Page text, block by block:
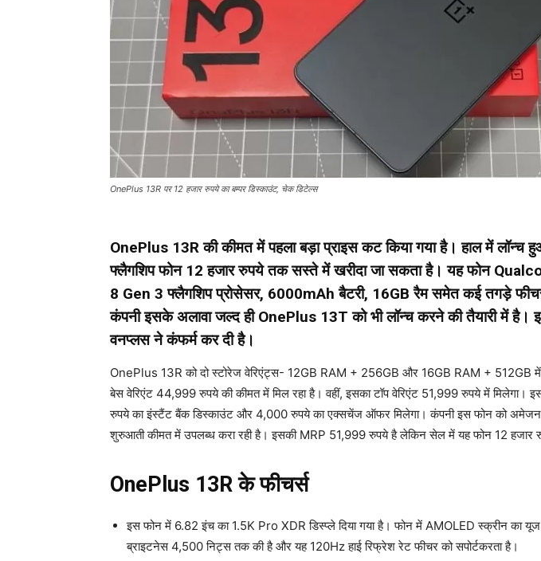
OnePlus 13R पर 12 हजार रुपये का बम्पर डिस्काउंट, चेक डिटेल्स
OnePlus 13R की कीमत में पहला बड़ा प्राइस कट किया गया है। हाल में लॉन्च
फ्लैगशिप फोन 12 हजार रुपये तक सस्ते में खरीदा जा सकता है। यह फोन
8 Gen 3 फ्लैगशिप प्रोसेसर, 6000mAh बैटरी, 16GB रैम समेत कई तगड़े
कंपनी इसके अलावा जल्द ही OnePlus 13T को भी लॉन्च करने की तैयारी में है।
वनप्लस ने कंफर्म कर दी है।
OnePlus 13R को दो स्टोरेज वेरिएंट्स- 12GB RAM + 256GB और 16GB RAM + 512GB में
बेस वेरिएंट 44,999 रुपये की कीमत में मिल रहा है। वहीं, इसका टॉप वेरिएंट 51,999 रुपये में मिलेगा।
रुपये का इंस्टैंट बैंक डिस्काउंट और 4,000 रुपये का एक्सचेंज ऑफर मिलेगा। कंपनी इस फोन को
शुरुआती कीमत में उपलब्ध करा रही है। इसकी MRP 51,999 रुपये है लेकिन सेल में यह फोन 12 हजार
OnePlus 13R के फीचर्स
इस फोन में 6.82 इंच का 1.5K Pro XDR डिस्प्ले दिया गया है। फोन में AMOLED स्क्रीन का यूज
ब्राइटनेस 4,500 निट्स तक की है और यह 120Hz हाई रिफ्रेश रेट फीचर को सपोर्टकरता है।